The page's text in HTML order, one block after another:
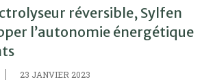
réversible, Sylfen
l’autonomie énergétique
23 JANVIER 2023